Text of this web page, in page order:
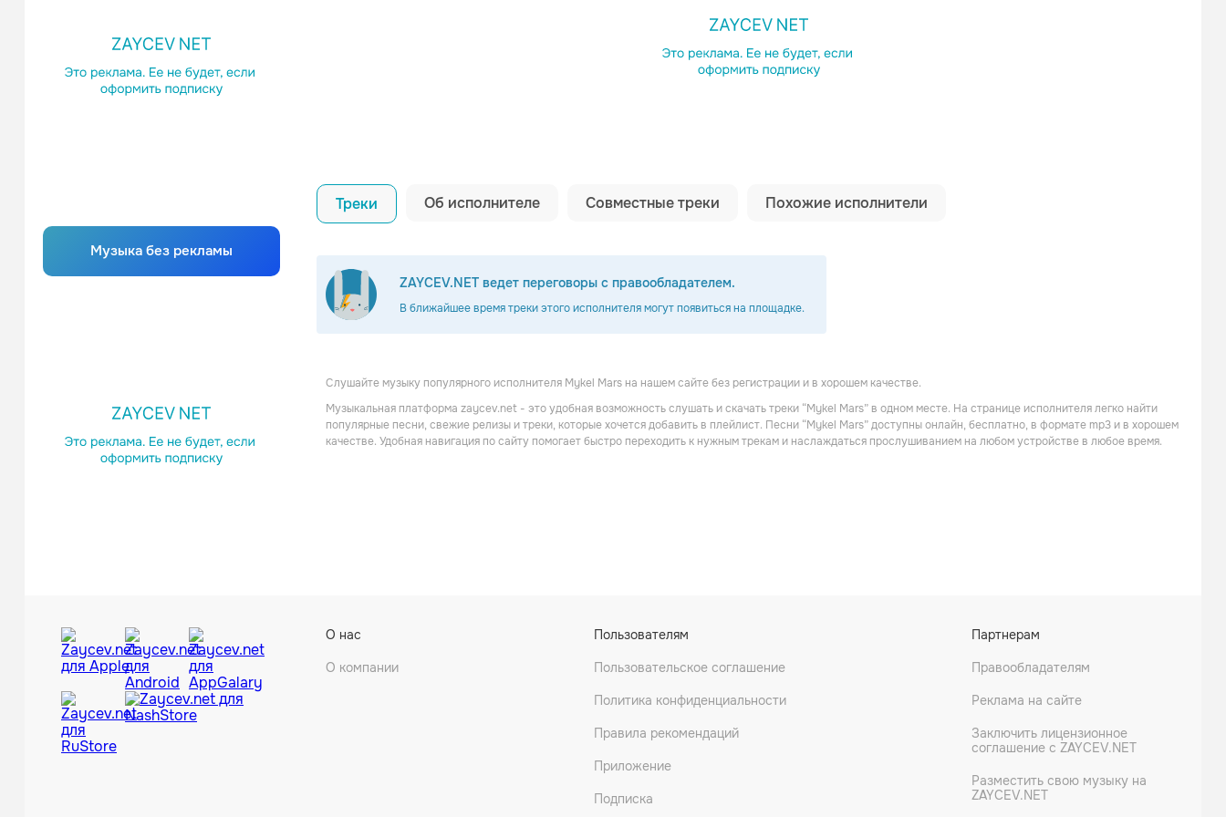
Музыка без рекламы
Копировать ссылку
Треки Об исполнителе Совместные треки Похожие исполнители
ZAYCEV.NET ведет переговоры с правообладателем.
В ближайшее время треки этого исполнителя могут появиться на площадке.
Хаус
Michael Ruland
Слушайте музыку популярного исполнителя Mykel Mars на нашем сайте без регистрации и в хорошем качестве.
Музыкальная платформа zaycev.net - это удобная возможность слушать и скачать треки “Mykel Mars” в одном месте. На странице исполнителя легко найти
популярные песни, свежие релизы и треки, которые хочется добавить в плейлист. Песни “Mykel Mars” доступны онлайн, бесплатно, в формате mp3 и в хорошем
качестве. Удобная навигация по сайту помогает быстро переходить к нужным трекам и наслаждаться прослушиванием на любом устройстве в любое время.
О нас
О компании
Пользователям
Пользовательское соглашение
Политика конфиденциальности
Правила рекомендаций
Приложение
Подписка
Партнерам
Правообладателям
Реклама на сайте
Заключить лицензионное
соглашение с ZAYCEV.NET
Разместить свою музыку на
ZAYCEV.NET